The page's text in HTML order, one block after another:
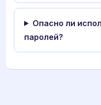
Опасно ли
паролей?